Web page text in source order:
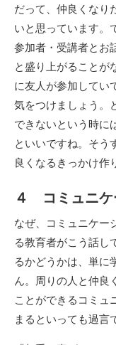
だって、仲良くなり
いと思っています。
参加者・受講者とお
と盛り上がることが
に友人が参加してい
気をつけましょう。
できないという時に
といいですね。そう
良くなるきっかけ作
４ コミュニケ
なぜ、コミュニケー
る教育者がこう話し
るかどうかは、単に
ん。周りの人と仲良
ことができるコミュ
まるといっても過言